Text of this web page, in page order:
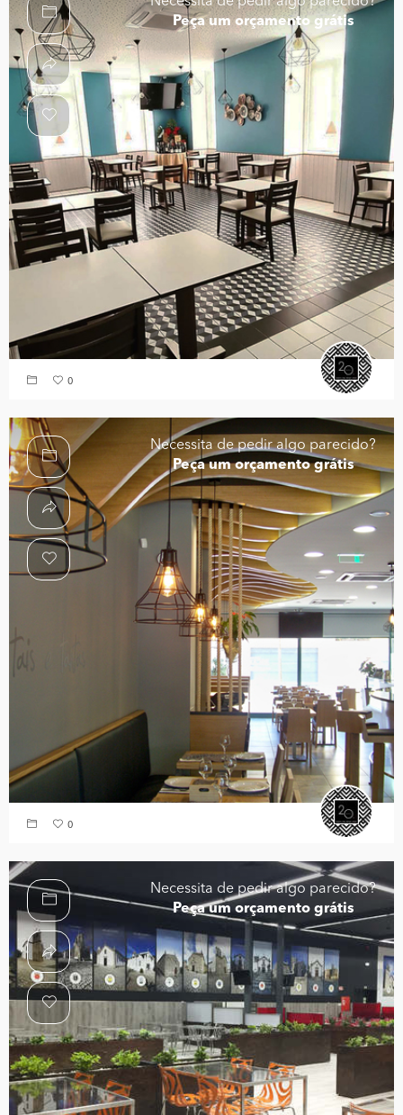
Peça um orçamento grátis
0
Necessita de pedir algo parecido?
Peça um orçamento grátis
0
Necessita de pedir algo parecido?
Peça um orçamento grátis